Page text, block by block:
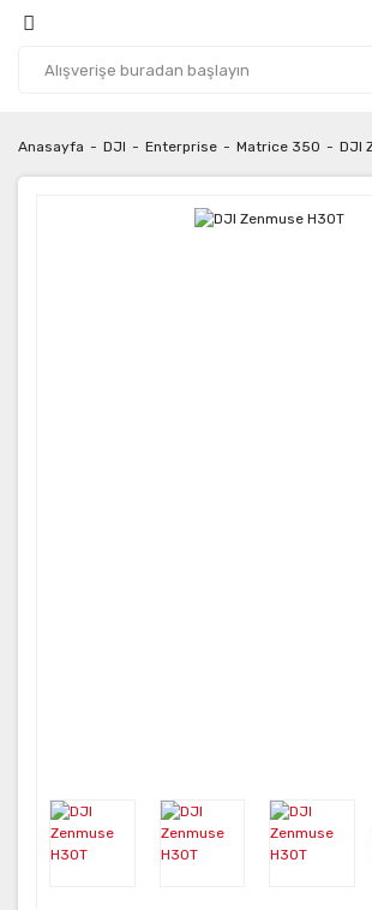
Anasayfa DJI Enterprise Matrice 350 DJI